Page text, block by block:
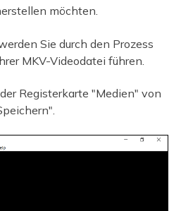
möchten.
Sie durch den Prozess
MKV-Videodatei führen.
Registerkarte "Medien" von